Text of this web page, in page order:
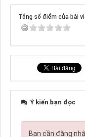
Tổng số điểm của bài
Ý kiến bạn đọc
Bạn cần đăng